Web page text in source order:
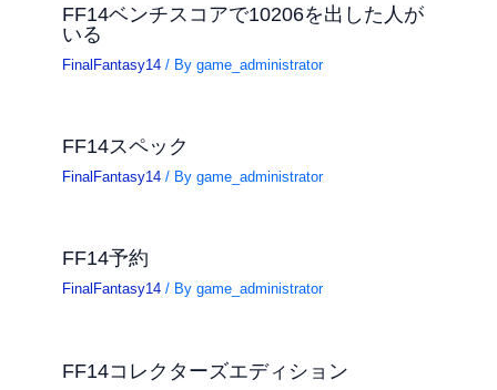
FF14ベンチスコアで10206を出した人が
いる
FinalFantasy14 / Bygame_administrator
FF14スペック
FinalFantasy14 / Bygame_administrator
FF14予約
FinalFantasy14 / Bygame_administrator
FF14コレクターズエディション